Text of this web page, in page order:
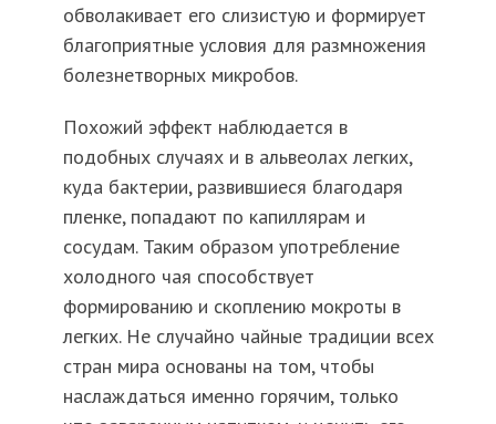
обволакивает его слизистую и формирует
благоприятные условия для размножения
болезнетворных микробов.
Похожий эффект наблюдается в
подобных случаях и в альвеолах легких,
куда бактерии, развившиеся благодаря
пленке, попадают по капиллярам и
сосудам. Таким образом употребление
холодного чая способствует
формированию и скоплению мокроты в
легких. Не случайно чайные традиции всех
стран мира основаны на том, чтобы
наслаждаться именно горячим, только